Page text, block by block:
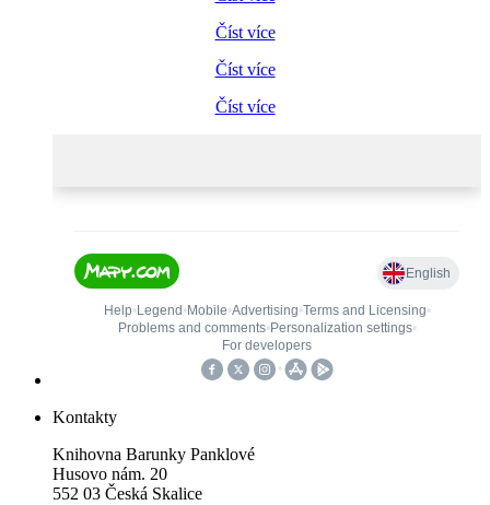
Číst více
Číst více
Číst více
Kontakty
Knihovna Barunky Panklové
Husovo nám. 20
552 03 Česká Skalice